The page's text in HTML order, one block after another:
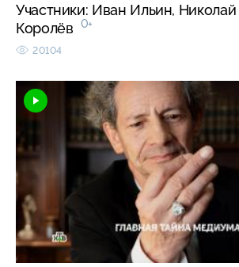
Участники: Иван Ильин,
Королёв
0+
20104